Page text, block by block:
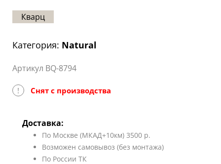
Карта
Кварц
Категория: Natural
Артикул BQ-8794
! Снят с производства
Доставка:
По Москве (МКАД+10км) 3500 р.
Возможен самовывоз (без монтажа)
По России ТК